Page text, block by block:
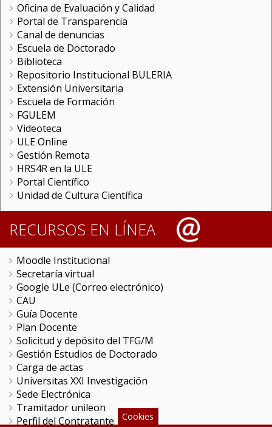
Oficina de Evaluación y Calidad
Portal de Transparencia
Canal de denuncias
Escuela de Doctorado
Biblioteca
Repositorio Institucional BULERIA
Extensión Universitaria
Escuela de Formación
FGULEM
Videoteca
ULE Online
Gestión Remota
HRS4R en la ULE
Portal Científico
Unidad de Cultura Científica
RECURSOS EN LÍNEA
Moodle Institucional
Secretaría virtual
Google ULe (Correo electrónico)
CAU
Guía Docente
Plan Docente
Solicitud y depósito del TFG/M
Gestión Estudios de Doctorado
Carga de actas
Universitas XXI Investigación
Sede Electrónica
Tramitador unileon
Perfil del Contratante
Cookies